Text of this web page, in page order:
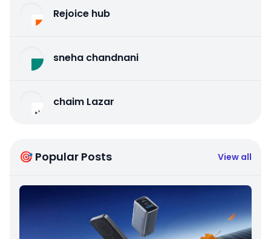
Rejoice hub
sneha chandnani
chaim Lazar
🎯 Popular Posts View all